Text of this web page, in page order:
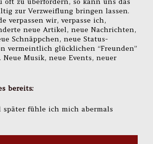
zur Verzweiflung bringen lassen.
verpassen wir, verpasse ich,
neue Artikel, neue Nachrichten,
Schnäppchen, neue Status-
vermeintlich glücklichen “Freunden”
Neue Musik, neue Events, neuer
bereits:
später fühle ich mich abermals